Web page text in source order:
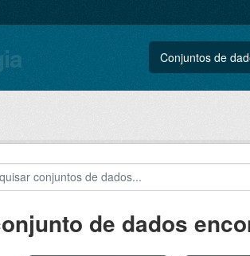
Conjuntos de
de dados